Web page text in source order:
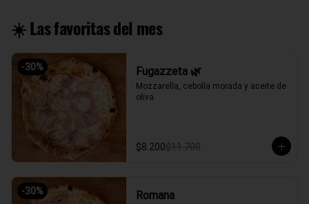
☀️ Las favoritas del mes
-30% Fugazzeta 🌿
Mozzarella, cebolla morada y aceite de
oliva.
$8.200$11.700
-30% Romana